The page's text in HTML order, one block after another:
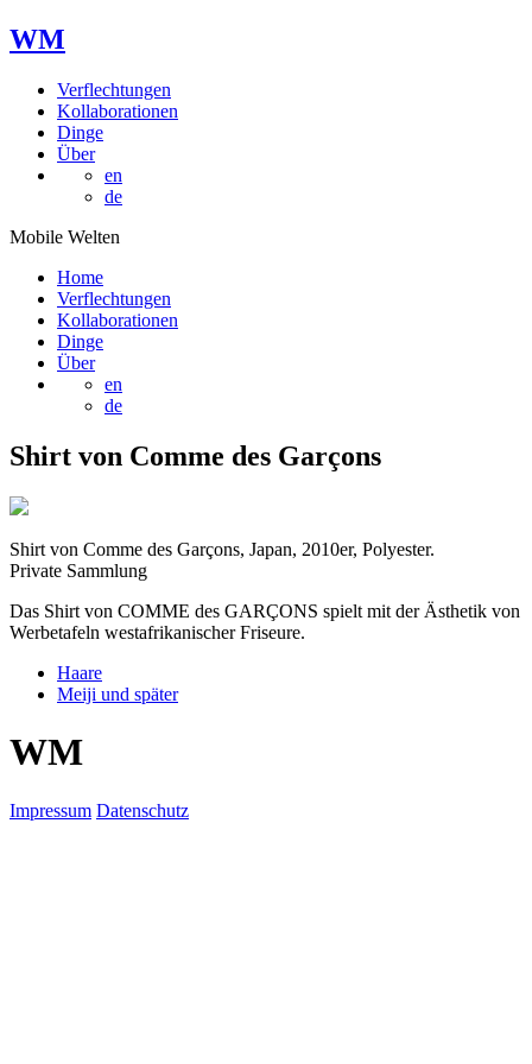
WM
Verflechtungen
Kollaborationen
Dinge
Über
en
de
Mobile Welten
Home
Verflechtungen
Kollaborationen
Dinge
Über
en
de
Shirt von Comme des Garçons
Shirt von Comme des Garçons, Japan, 2010er, Polyester.
Private Sammlung
Das Shirt von COMME des GARÇONS spielt mit der Ästhetik von
Werbetafeln westafrikanischer Friseure.
Haare
Meiji und später
WM
Impressum Datenschutz